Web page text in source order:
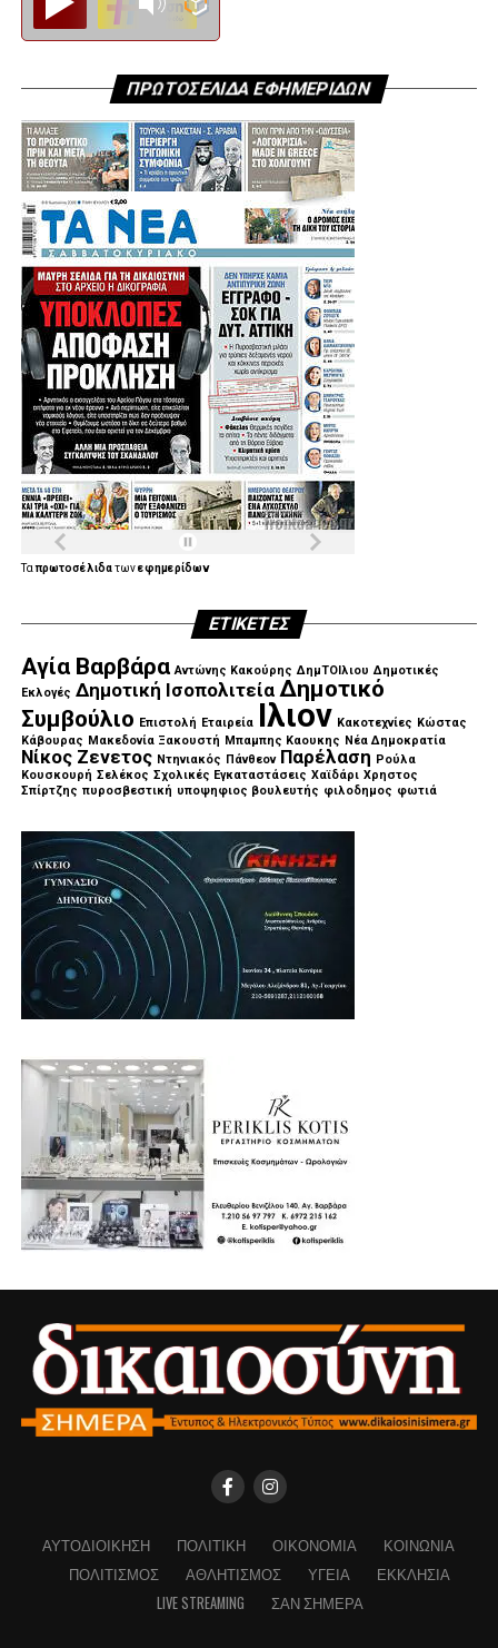
ΠΡΩΤΟΣΕΛΙΔΑ ΕΦΗΜΕΡΙΔΩΝ
Ταπρωτοσέλιδατωνεφημερίδων
ΕΤΙΚΈΤΕΣ
Αγία Βαρβάρα Αντώνης Κακούρης ΔημΤΟΙλιου Δημοτικές
Εκλογές Δημοτική Ισοπολιτεία Δημοτικό
Συμβούλιο Επιστολή Εταιρεία Ιλιον Κακοτεχνίες Κώστας
Κάβουρας Μακεδονία Ξακουστή Μπαμπης Καουκης Νέα Δημοκρατία
Νίκος Ζενετος Ντηνιακός Πάνθεον Παρέλαση Ρούλα
Κουσκουρή Σελέκος Σχολικές Εγκαταστάσεις Χαϊδάρι Χρηστος
Σπίρτζης πυροσβεστική υποψηφιος βουλευτής φιλοδημος φωτιά
ΑΥΤΟΔΙΟΊΚΗΣΗ ΠΟΛΙΤΙΚΉ ΟΙΚΟΝΟΜΊΑ
ΚΟΙΝΩΝΊΑ
ΠΟΛΙΤΙΣΜΌΣ
ΑΘΛΗΤΙΣΜΌΣ ΥΓΕΊΑ
ΕΚΚΛΗΣΊΑ
LIVE STREAMING
ΣΑΝ ΣΉΜΕΡΑ